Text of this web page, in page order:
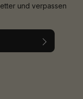
und verpassen